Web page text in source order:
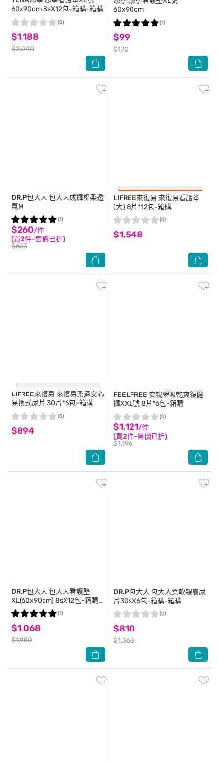
60x90cm 8sX12包-箱購-箱購
$1,188
$2,040
(0)
60x90cm
$99
$170
(1)
DR.P包大人 包大人成褲棉柔透
氣M
$260/件
(買2件-售價已折)
$623
(1)
LIFREE來復易 來復易看護墊
(大) 8片*12包-箱購
$1,548
(0)
LIFREE來復易 來復易柔適安心
易換式尿片 30片*6包-箱購
$894
(0)
FEELFREE 安親瞬吸乾爽復健
褲XXL號 8片*6包-箱購
$1,121/件
(買2件-售價已折)
$1,196
(0)
DR.P包大人 包大人看護墊
XL(60x90cm) 8sX12包-箱購-
箱購
$1,068
$1,980
(1)
DR.P包大人 包大人柔軟親膚尿
片30sX6包-箱購-箱購
$810
$1,368
(0)